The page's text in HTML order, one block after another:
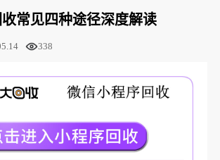
常见四种途径深度解读
338